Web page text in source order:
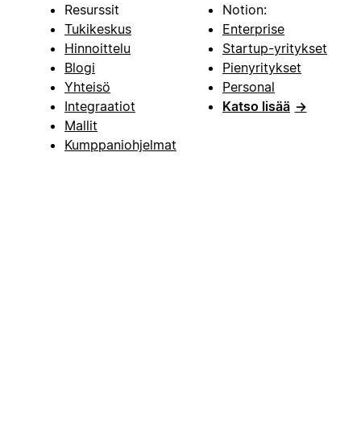
Resurssit
Tukikeskus
Hinnoittelu
Blogi
Yhteisö
Integraatiot
Mallit
Kumppaniohjelmat
Notion:
Enterprise
Startup-yritykset
Pienyritykset
Personal
Katso lisää →